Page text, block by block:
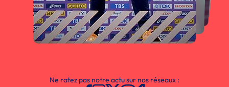
Ne ratez pas notre actu sur nos réseaux :